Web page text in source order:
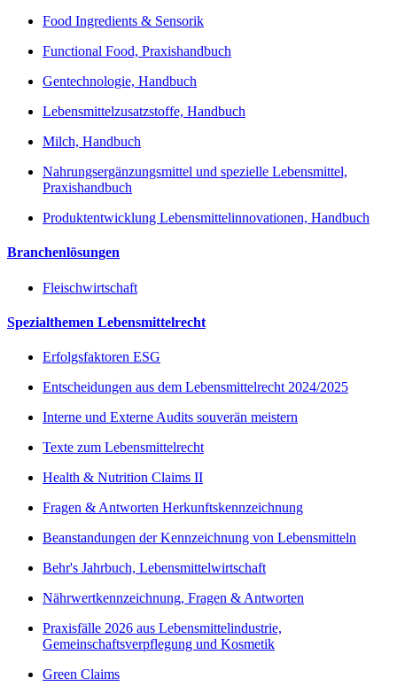
Food Ingredients & Sensorik
Functional Food, Praxishandbuch
Gentechnologie, Handbuch
Lebensmittelzusatzstoffe, Handbuch
Milch, Handbuch
Nahrungsergänzungsmittel und spezielle Lebensmittel,
Praxishandbuch
Produktentwicklung Lebensmittelinnovationen, Handbuch
Branchenlösungen
Fleischwirtschaft
Spezialthemen Lebensmittelrecht
Erfolgsfaktoren ESG
Entscheidungen aus dem Lebensmittelrecht 2024/2025
Interne und Externe Audits souverän meistern
Texte zum Lebensmittelrecht
Health & Nutrition Claims II
Fragen & Antworten Herkunftskennzeichnung
Beanstandungen der Kennzeichnung von Lebensmitteln
Behr's Jahrbuch, Lebensmittelwirtschaft
Nährwertkennzeichnung, Fragen & Antworten
Praxisfälle 2026 aus Lebensmittelindustrie,
Gemeinschaftsverpflegung und Kosmetik
Green Claims